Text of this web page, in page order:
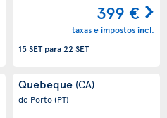
399 €
taxas e impostos incl.
15 SETpara22 SET
Quebeque (CA)
de Porto(PT)